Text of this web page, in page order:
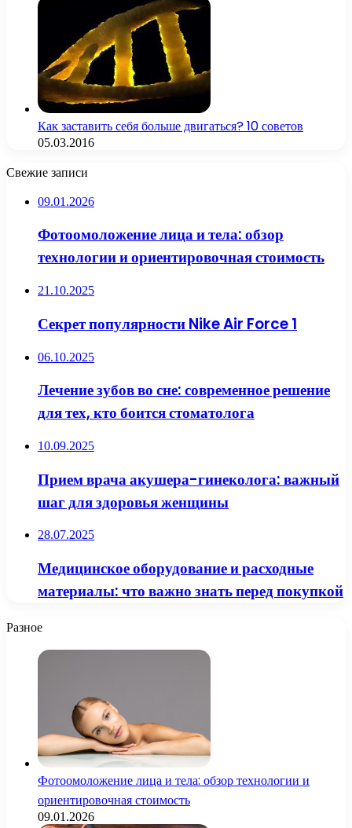
Как заставить себя больше двигаться? 10 советов
05.03.2016
Свежие записи
09.01.2026
Фотоомоложение лица и тела: обзор
технологии и ориентировочная стоимость
21.10.2025
Секрет популярности Nike Air Force 1
06.10.2025
Лечение зубов во сне: современное решение
для тех, кто боится стоматолога
10.09.2025
Прием врача акушера-гинеколога: важный
шаг для здоровья женщины
28.07.2025
Медицинское оборудование и расходные
материалы: что важно знать перед покупкой
Разное
Фотоомоложение лица и тела: обзор технологии и
ориентировочная стоимость
09.01.2026